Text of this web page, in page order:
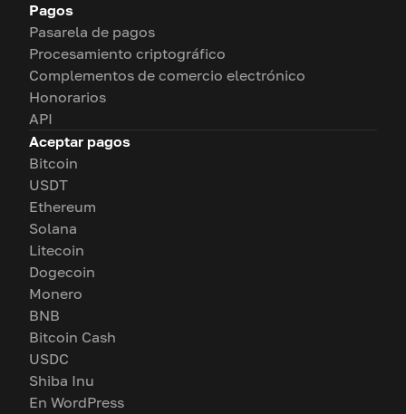
Pagos
Pasarela de pagos
Procesamiento criptográfico
Complementos de comercio electrónico
Honorarios
API
Aceptar pagos
Bitcoin
USDT
Ethereum
Solana
Litecoin
Dogecoin
Monero
BNB
Bitcoin Cash
USDC
Shiba Inu
En WordPress